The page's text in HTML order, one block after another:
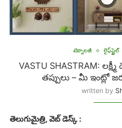
టెక్నాలజీ లైఫ్‌స్టైల్
VASTU SHASTRAM:
తప్పులు – మీ ఇంట్లో
written by
తెలుగుమైత్రి, వెబ్ డెస్క్ :